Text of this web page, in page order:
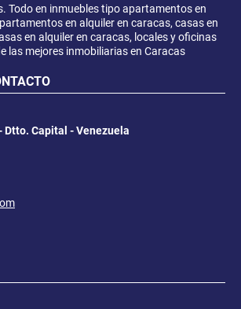
Todo en inmuebles tipo apartamentos en
en alquiler en caracas, casas en
en alquiler en caracas, locales y oficinas
las mejores inmobiliarias en Caracas
Dtto. Capital - Venezuela